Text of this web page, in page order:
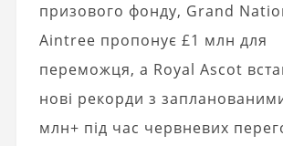
призового фонду, Grand
Aintree пропонує £1 млн для
переможця, а Royal Ascot
нові рекорди з
млн+ під час червневих